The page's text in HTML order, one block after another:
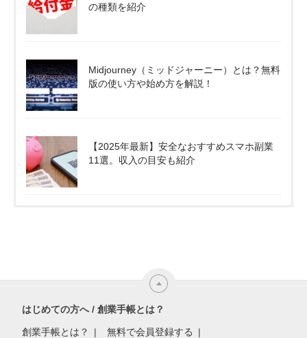
の種類を紹介
Midjourney（ミッドジャーニー）とは？無料
版の使い方や始め方を解説！
【2025年最新】安全なおすすめスマホ副業
11選。収入の目安も紹介
はじめての方へ / 創業手帳とは？
創業手帳とは？ 無料で会員登録する